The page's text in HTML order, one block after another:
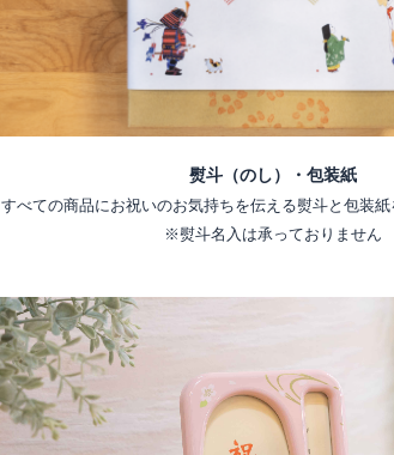
熨斗（のし）・包装紙
すべての商品にお祝いのお気持ちを伝える熨斗と包装紙
※熨斗名入は承っておりません